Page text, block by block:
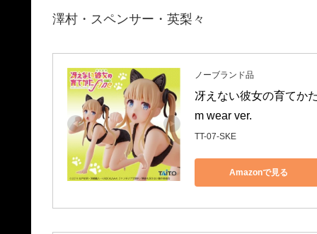
澤村・スペンサー・英梨々
ノーブランド品
冴えない彼女の育てか
m wear ver.
TT-07-SKE
Amazonで見る